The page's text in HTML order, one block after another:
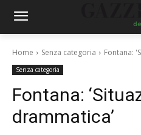
Home Senza categoria Fontana:
Senza categoria
Fontana:
drammatica’